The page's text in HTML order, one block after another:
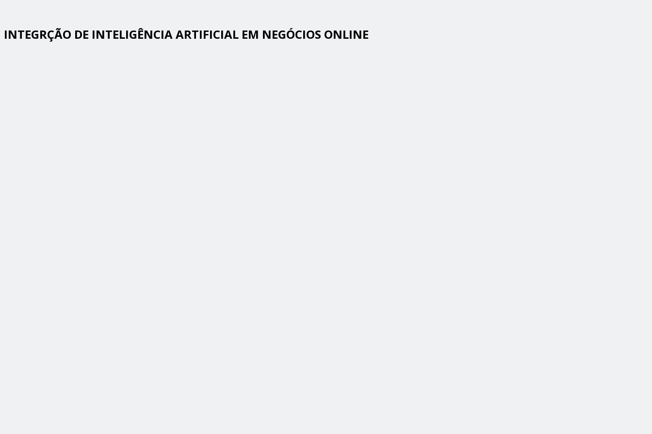
INTEGRÇÃO DE INTELIGÊNCIA ARTIFICIAL EM NEGÓCIOS ONLINE